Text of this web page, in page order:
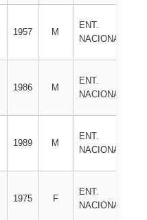
1957 M
ENT.
NACIONAL
1986 M
ENT.
NACIONAL
1989 M
ENT.
NACIONAL
1975 F
ENT.
NACIONAL